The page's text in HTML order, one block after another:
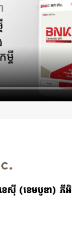
នខេស៊ី (ខេមបូឌា)